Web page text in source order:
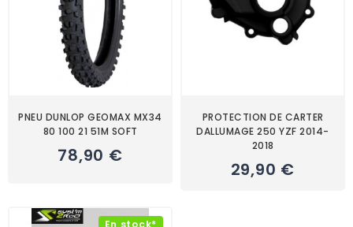
PNEU DUNLOP GEOMAX MX34
80 100 21 51M SOFT
78,90 €
PROTECTION DE CARTER
DALLUMAGE 250 YZF 2014-
2018
29,90 €
En stock*